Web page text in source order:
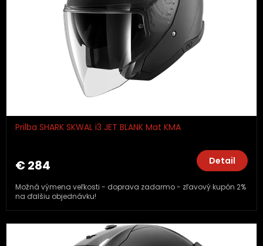
Prilba SHARK SKWAL i3 JET BLANK Mat KMA
€ 284 Detail
Možná výmena veľkosti - doprava zadarmo - zľavový kupón 2%
na ďalšiu objednávku!